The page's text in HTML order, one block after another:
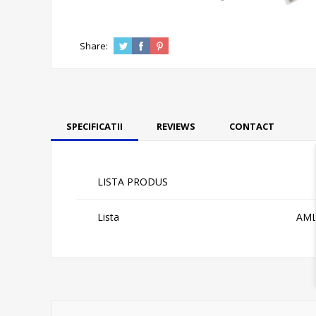
Share:
SPECIFICATII REVIEWS CONTACT
LISTA PRODUS
Lista